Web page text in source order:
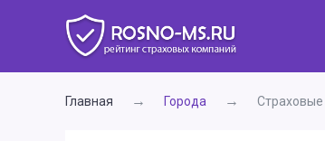
Главная Города Страховые